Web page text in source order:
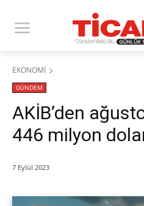
EKONOMİ
GÜNDEM
AKİB’den
446 milyon
7 Eylül 2023